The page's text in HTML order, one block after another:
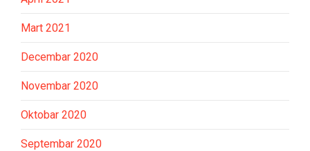
Mart 2021
Decembar 2020
Novembar 2020
Oktobar 2020
Septembar 2020